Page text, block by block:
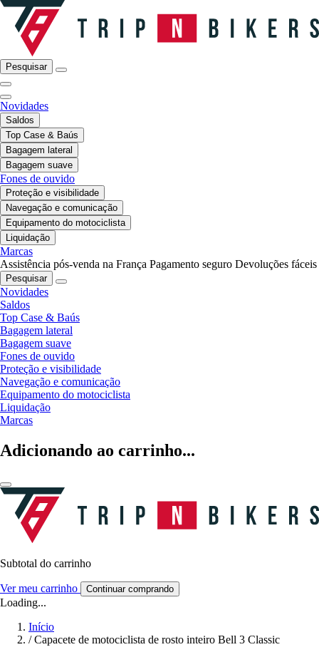
Pesquisar
Novidades
Saldos
Top Case & Baús
Bagagem lateral
Bagagem suave
Fones de ouvido
Proteção e visibilidade
Navegação e comunicação
Equipamento do motociclista
Liquidação
Marcas
Assistência pós-venda na França Pagamento seguro Devoluções fáceis
Pesquisar
Novidades
Saldos
Top Case & Baús
Bagagem lateral
Bagagem suave
Fones de ouvido
Proteção e visibilidade
Navegação e comunicação
Equipamento do motociclista
Liquidação
Marcas
Adicionando ao carrinho...
Subtotal do carrinho
Ver meu carrinho Continuar comprando
Loading...
Início
/ Capacete de motociclista de rosto inteiro Bell 3 Classic